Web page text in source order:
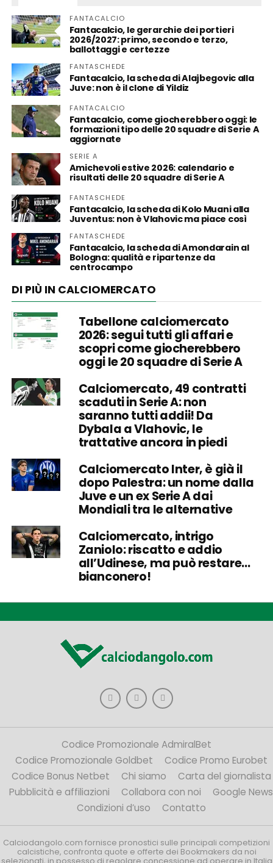
FANTACALCIO
Fantacalcio, le gerarchie dei portieri
2026/2027: primo, secondo e terzo,
ballottaggi e certezze
FANTASCHEDE
Fantacalcio, la scheda di Alajbegovic alla
Juve: non è il clone di Yildiz
FANTACALCIO
Fantacalcio, come giocherebbero oggi: le
formazioni tipo delle 20 squadre di Serie A
aggiornate
SERIE A
Amichevoli estive 2026: calendario e
risultati delle 20 squadre di Serie A
FANTASCHEDE
Fantacalcio, la scheda di Kolo Muani alla
Juventus: non è Vlahovic ma piace così
FANTASCHEDE
Fantacalcio, la scheda di Amondarain al
Bologna: qualità e ripartenze da
centrocampo
DI PIÙ IN CALCIOMERCATO
Tabellone calciomercato
2026: segui tutti gli affari e
scopri come giocherebbero
oggi le 20 squadre di Serie A
Calciomercato, 49 contratti
scaduti in Serie A: non
saranno tutti addii! Da
Dybala a Vlahovic, le
trattative ancora in piedi
Calciomercato Inter, è già il
dopo Palestra: un nome dalla
Juve e un ex Serie A dai
Mondiali tra le alternative
Calciomercato, intrigo
Zaniolo: riscatto e addio
all’Udinese, ma può restare…
bianconero!
Codice Promozionale AdmiralBet
Codice Promozionale Goldbet
Codice Promo Eurobet
Codice Bonus Netbet
Chi siamo
Carta del giornalista
Pubblicità e affiliazioni
Collabora con noi
Google News
Condizioni d’uso
Contatto
Calciodangolo.com fornisce pronostici sulle principali competizioni
calcistiche, confronta quote e offerte dei Bookmakers da noi